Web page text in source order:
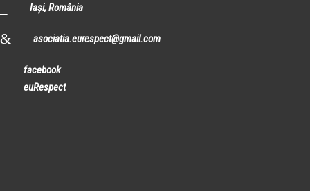
Iași, România
asociatia.eurespect@gmail.com
facebook
euRespect